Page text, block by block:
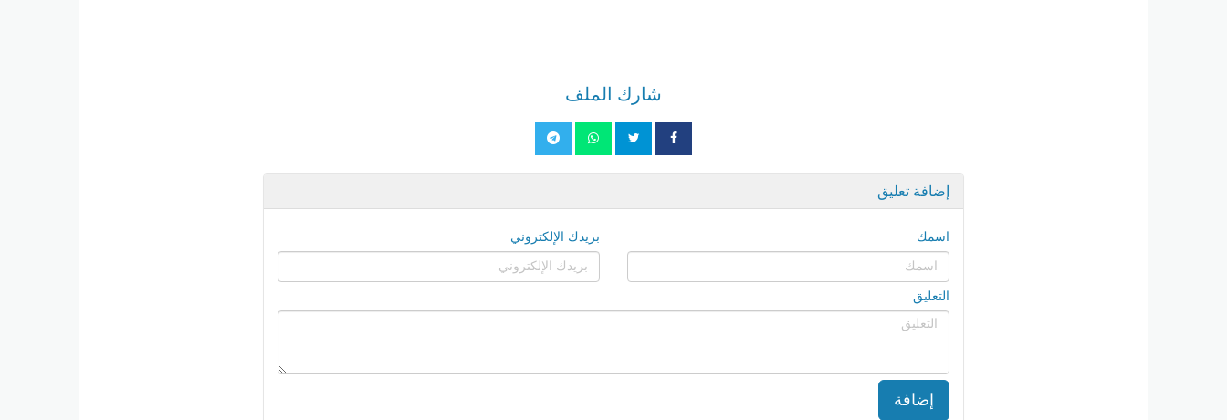
شارك الملف
إضافة تعليق
اسمك بريدك الإلكتروني
التعليق
إضافة